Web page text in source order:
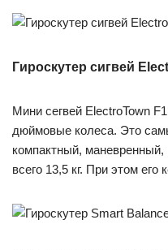
Гироскутер сигвей
Мини сегвей ElectroTown
дюймовые колеса. Это
компактный, маневренный,
всего 13,5 кг. При этом его